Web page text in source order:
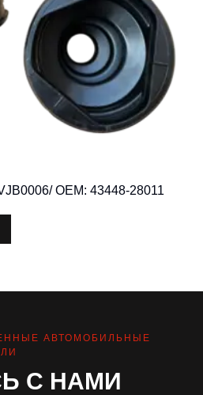
OEM: 43448-28011
АВТОМОБИЛЬНЫЕ
С НАМИ